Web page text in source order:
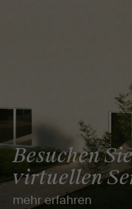
Besuchen
virtuellen
mehr erfahren